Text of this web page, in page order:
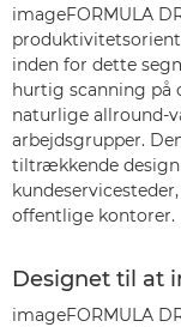
imageFORMULA
inden for dette
hurtig scanning på
naturlige allround-
arbejdsgrupper.
tiltrækkende
offentlige kontorer.
Designet til at
imageFORMULA